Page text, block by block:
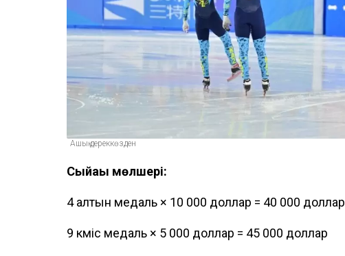
Ашық дереккөзден
Сыйақы мөлшері:
4 алтын медаль × 10 000 доллар = 40 000 доллар
9 күміс медаль × 5 000 доллар = 45 000 доллар